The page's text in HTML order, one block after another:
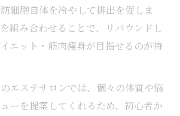
み合わせた痩身アプローチ
がダイエット・筋肉・痩身に与え
と他技術の合わせ技が生む効果と
細胞自体を冷やして排出を促しま
組み合わせることで、リバウンドし
エット・筋肉痩身が目指せるのが特
エステサロンでは、個々の体質や悩
ーを提案してくれるため、初心者か